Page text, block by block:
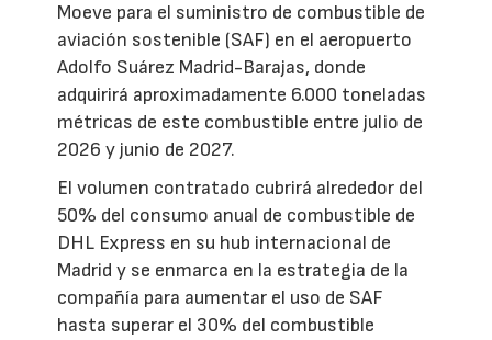
Moeve para el suministro de combustible de
aviación sostenible (SAF) en el aeropuerto
Adolfo Suárez Madrid-Barajas, donde
adquirirá aproximadamente 6.000 toneladas
métricas de este combustible entre julio de
2026 y junio de 2027.
El volumen contratado cubrirá alrededor del
50% del consumo anual de combustible de
DHL Express en su hub internacional de
Madrid y se enmarca en la estrategia de la
compañía para aumentar el uso de SAF
hasta superar el 30% del combustible